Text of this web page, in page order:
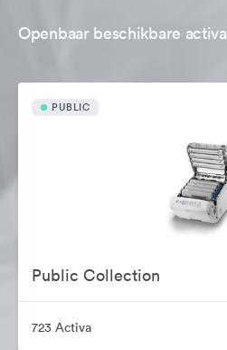
Openbaar beschikbare activa
PUBLIC
Public Collection
723 Activa